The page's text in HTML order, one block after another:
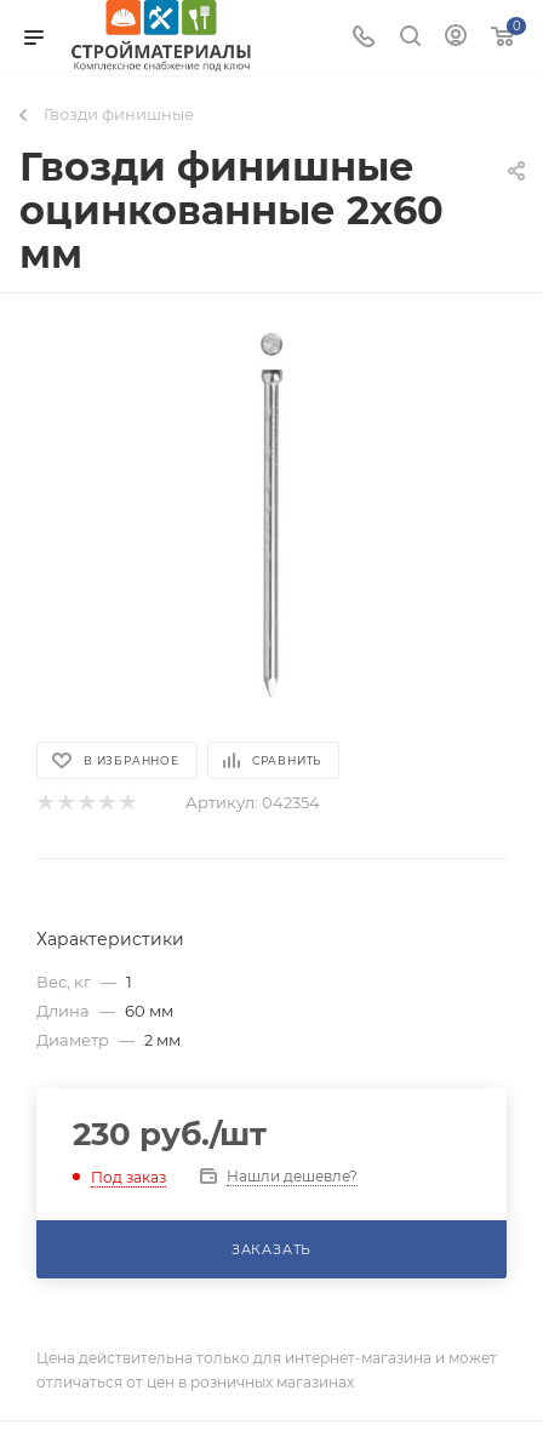
0
Гвозди финишные
Гвозди финишные
оцинкованные 2х60
мм
В ИЗБРАННОЕ СРАВНИТЬ
Артикул: 042354
Характеристики
Вес, кг — 1
Длина — 60 мм
Диаметр — 2 мм
230 руб./шт
Под заказ Нашли дешевле?
ЗАКАЗАТЬ
Цена действительна только для интернет-магазина и может
отличаться от цен в розничных магазинах